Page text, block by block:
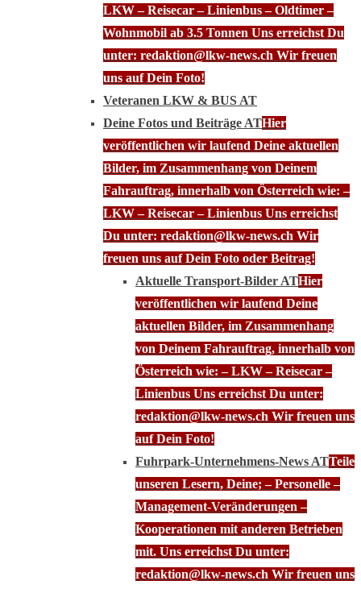
LKW – Reisecar – Linienbus – Oldtimer –
Wohnmobil ab 3.5 Tonnen Uns erreichst Du
unter: redaktion@lkw-news.ch Wir freuen
uns auf Dein Foto!
Veteranen LKW & BUS AT
Deine Fotos und Beiträge ATHier
veröffentlichen wir laufend Deine aktuellen
Bilder, im Zusammenhang von Deinem
Fahrauftrag, innerhalb von Österreich wie: –
LKW – Reisecar – Linienbus Uns erreichst
Du unter: redaktion@lkw-news.ch Wir
freuen uns auf Dein Foto oder Beitrag!
Aktuelle Transport-Bilder ATHier
veröffentlichen wir laufend Deine
aktuellen Bilder, im Zusammenhang
von Deinem Fahrauftrag, innerhalb von
Österreich wie: – LKW – Reisecar –
Linienbus Uns erreichst Du unter:
redaktion@lkw-news.ch Wir freuen uns
auf Dein Foto!
Fuhrpark-Unternehmens-News ATTeile
unseren Lesern, Deine; – Personelle –
Management-Veränderungen –
Kooperationen mit anderen Betrieben
mit. Uns erreichst Du unter:
redaktion@lkw-news.ch Wir freuen uns